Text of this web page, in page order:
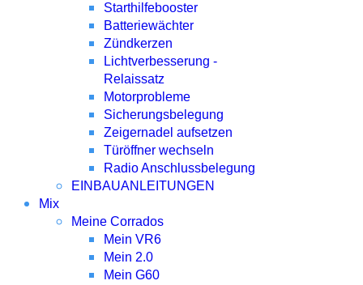
Starthilfebooster
Batteriewächter
Zündkerzen
Lichtverbesserung -
Relaissatz
Motorprobleme
Sicherungsbelegung
Zeigernadel aufsetzen
Türöffner wechseln
Radio Anschlussbelegung
EINBAUANLEITUNGEN
Mix
Meine Corrados
Mein VR6
Mein 2.0
Mein G60